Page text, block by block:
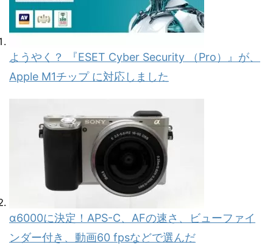
ようやく？ 『ESET Cyber Security （Pro）』が、
Apple M1チップ に対応しました
α6000に決定！APS-C、AFの速さ、ビューファイ
ンダー付き、動画60 fpsなどで選んだ